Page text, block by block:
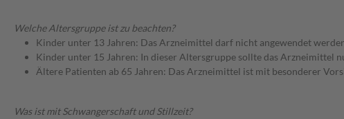
Welche Altersgruppe ist zu beachten?
Kinder unter 13 Jahren: Das Arzneimittel darf nicht angewendet
Kinder unter 15 Jahren: In dieser Altersgruppe sollte das Arzneimittel
Ältere Patienten ab 65 Jahren: Das Arzneimittel ist mit besonderer
Was ist mit Schwangerschaft und Stillzeit?